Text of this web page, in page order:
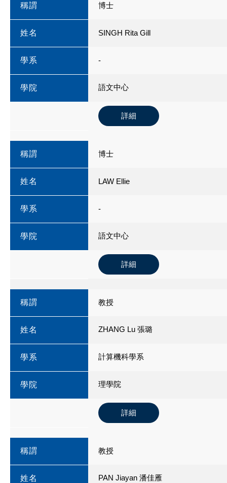
稱謂 博士
姓名 SINGH Rita Gill
學系 -
學院 語文中心
詳細
稱謂 博士
姓名 LAW Ellie
學系 -
學院 語文中心
詳細
稱謂 教授
姓名 ZHANG Lu 張璐
學系 計算機科學系
學院 理學院
詳細
稱謂 教授
姓名 PAN Jiayan 潘佳雁